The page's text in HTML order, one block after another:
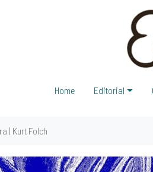
Home Editorial
| Kurt Folch